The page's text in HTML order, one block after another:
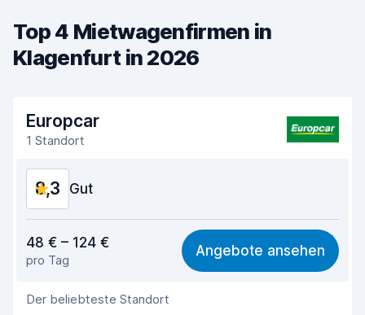
Top 4 Mietwagenfirmen in
Klagenfurt in 2026
Europcar
1 Standort
8,3 Gut
7,6
Einfach zu finden 8,2
Agenten-Hilfsbereitschaft
48 € – 124 €
pro Tag
Angebote ansehen
Der beliebteste Standort